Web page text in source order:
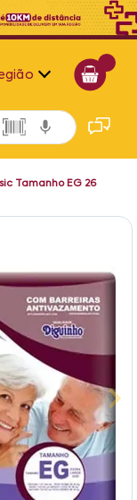
Alagoas
Bahia
Tamanho EG 26